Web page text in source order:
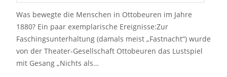
Was bewegte die Menschen in Ottobeuren im Jahre
1880? Ein paar exemplarische Ereignisse:Zur
Faschingsunterhaltung (damals meist „Fastnacht“) wurde
von der Theater-Gesellschaft Ottobeuren das Lustspiel
mit Gesang „Nichts als…